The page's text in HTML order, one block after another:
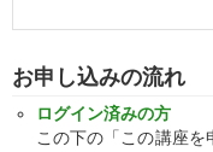
お申し込みの流れ
ログイン済みの方
この下の「この講座を